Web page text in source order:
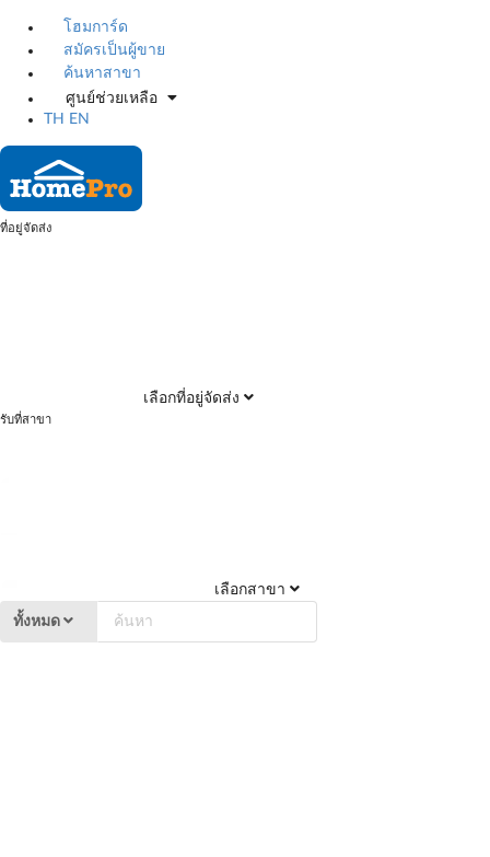
โฮมการ์ด
สมัครเป็นผู้ขาย
ค้นหาสาขา
ศูนย์ช่วยเหลือ
TH
EN
ที่อยู่จัดส่ง
เลือกที่อยู่จัดส่ง
รับที่สาขา
เลือกสาขา
ทั้งหมด